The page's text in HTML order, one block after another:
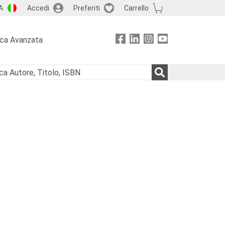
Accedi Preferiti Carrello
Avanzata